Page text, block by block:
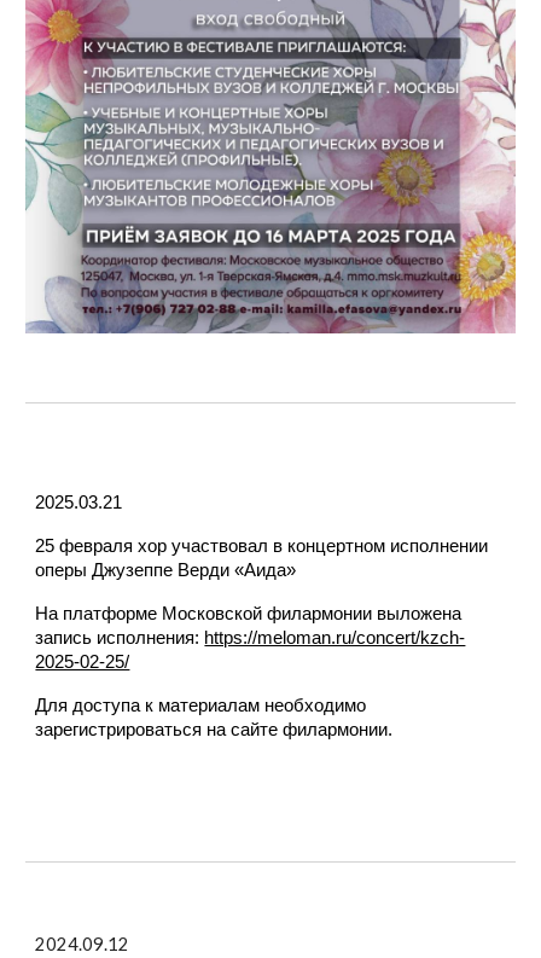
2025.03.21
25 февраля хор участвовал в концертном исполнении
оперы Джузеппе Верди «Аида»
На платформе Московской филармонии выложена
запись исполнения: https://meloman.ru/concert/kzch-
2025-02-25/
Для доступа к материалам необходимо
зарегистрироваться на сайте филармонии.
2024.09.12